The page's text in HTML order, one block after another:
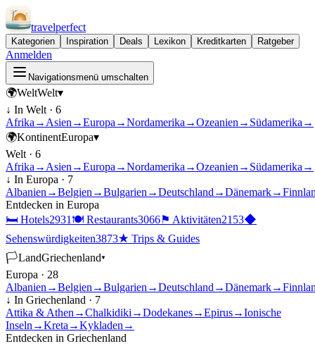
travelperfect
Kategorien Inspiration Deals Lexikon Kreditkarten Ratgeber
Anmelden
Navigationsmenü umschalten
🌍WeltWelt▾
↓ In Welt · 6
Afrika → Asien →Europa →Nordamerika →Ozeanien → Südamerika →
🌍KontinentEuropa▾
Welt · 6
Afrika → Asien →Europa →Nordamerika →Ozeanien → Südamerika →
↓ In Europa · 7
Albanien →Belgien →Bulgarien →Deutschland →Dänemark→
Entdecken in Europa
🛏 Hotels2931 🍽 Restaurants3066⚑ Aktivitäten2153◆
Sehenswürdigkeiten3873★ Trips & Guides
🏳LandGriechenland▾
Europa · 28
Albanien →Belgien →Bulgarien →Deutschland →Dänemark→
↓ In Griechenland · 7
Attika & Athen →Chalkidiki →Dodekanes→Epirus→Ionische
Inseln →Kreta →Kykladen →
Entdecken in Griechenland